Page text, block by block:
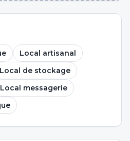
Local artisanal
Local de stockage
Local messagerie